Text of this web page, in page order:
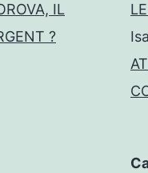
IL
?